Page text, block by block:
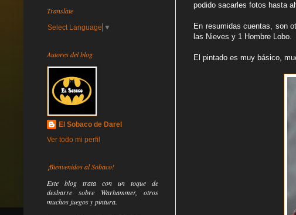
podido sacarles fotos hasta
En resumidas cuentas, son
las Nieves y 1 Hombre Lobo.
El pintado es muy básico,
Translate
Select Language ▼
Autores del blog
El Sobaco de Darel
Ver todo mi perfil
¡Bienvenidos al Sobaco!
Este blog trata con un toque de
desbarre sobre Warhammer, otros
muchos juegos y pintura.